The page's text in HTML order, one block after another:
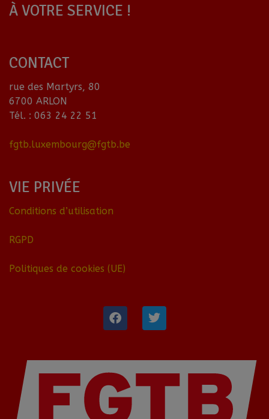
À VOTRE SERVICE !
CONTACT
rue des Martyrs, 80
6700 ARLON
Tél. : 063 24 22 51
fgtb.luxembourg@fgtb.be
VIE PRIVÉE
Conditions d’utilisation
RGPD
Politiques de cookies (UE)